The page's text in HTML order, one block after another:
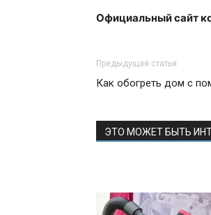
Официальный сайт
Предыдущая статья
Как обогреть дом с
ЭТО МОЖЕТ БЫТЬ